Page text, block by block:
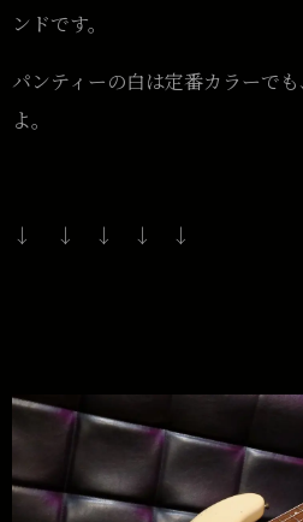
ンドです。
パンティーの白は定番カラーで
よ。
↓ ↓ ↓ ↓ ↓